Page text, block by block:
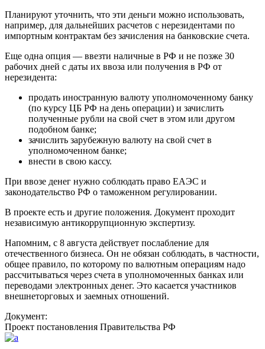
Планируют уточнить, что эти деньги можно использовать,
например, для дальнейших расчетов с нерезидентами по
импортным контрактам без зачисления на банковские счета.
Еще одна опция — ввезти наличные в РФ и не позже 30
рабочих дней с даты их ввоза или получения в РФ от
нерезидента:
продать иностранную валюту уполномоченному банку
(по курсу ЦБ РФ на день операции) и зачислить
полученные рубли на свой счет в этом или другом
подобном банке;
зачислить зарубежную валюту на свой счет в
уполномоченном банке;
внести в свою кассу.
При ввозе денег нужно соблюдать право ЕАЭС и
законодательство РФ о таможенном регулировании.
В проекте есть и другие положения. Документ проходит
независимую антикоррупционную экспертизу.
Напомним, с 8 августа действует послабление для
отечественного бизнеса. Он не обязан соблюдать, в частности,
общее правило, по которому по валютным операциям надо
рассчитываться через счета в уполномоченных банках или
переводами электронных денег. Это касается участников
внешнеторговых и заемных отношений.
Документ:
Проект постановления Правительства РФ